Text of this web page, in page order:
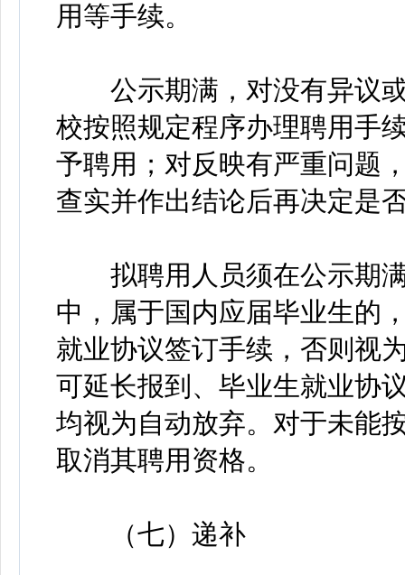
用等手续。
公示期满，对没有异议或
校按照规定程序办理聘用手
予聘用；对反映有严重问题
查实并作出结论后再决定是
拟聘用人员须在公示期满
中，属于国内应届毕业生的
就业协议签订手续，否则视
可延长报到、毕业生就业协
均视为自动放弃。对于未能
取消其聘用资格。
（七）递补